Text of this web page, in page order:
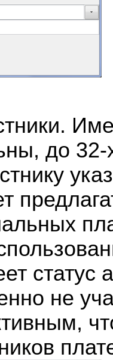
до
статус
не